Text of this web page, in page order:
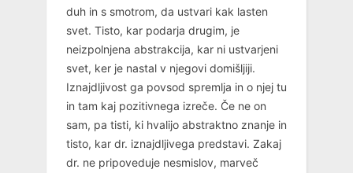
duh in s smotrom, da ustvari kak lasten
svet. Tisto, kar podarja drugim, je
neizpolnjena abstrakcija, kar ni ustvarjeni
svet, ker je nastal v njegovi domišljiji.
Iznajdljivost ga povsod spremlja in o njej tu
in tam kaj pozitivnega izreče. Če ne on
sam, pa tisti, ki hvalijo abstraktno znanje in
tisto, kar dr. iznajdljivega predstavi. Zakaj
dr. ne pripoveduje nesmislov, marveč